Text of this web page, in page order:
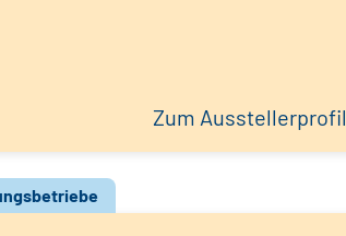
Zum Ausstellerprofil